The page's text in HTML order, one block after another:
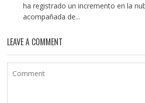
ha registrado un incremento en la
acompañada de...
LEAVE A COMMENT